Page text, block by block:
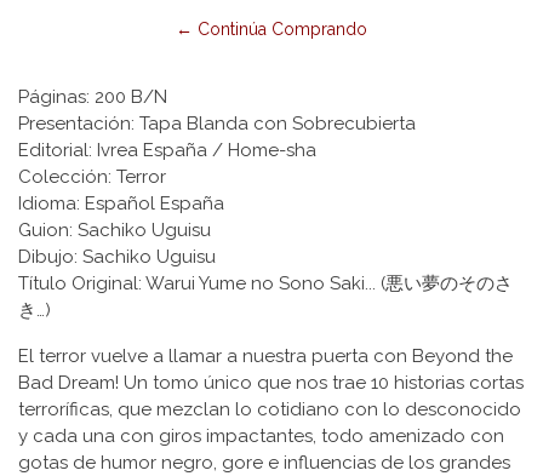
← Continúa Comprando
Páginas: 200 B/N
Presentación: Tapa Blanda con Sobrecubierta
Editorial: Ivrea España / Home-sha
Colección: Terror
Idioma: Español España
Guion: Sachiko Uguisu
Dibujo: Sachiko Uguisu
Título Original: Warui Yume no Sono Saki... (悪い夢のそのさ
き…)
El terror vuelve a llamar a nuestra puerta con Beyond the
Bad Dream! Un tomo único que nos trae 10 historias cortas
terroríficas, que mezclan lo cotidiano con lo desconocido
y cada una con giros impactantes, todo amenizado con
gotas de humor negro, gore e influencias de los grandes